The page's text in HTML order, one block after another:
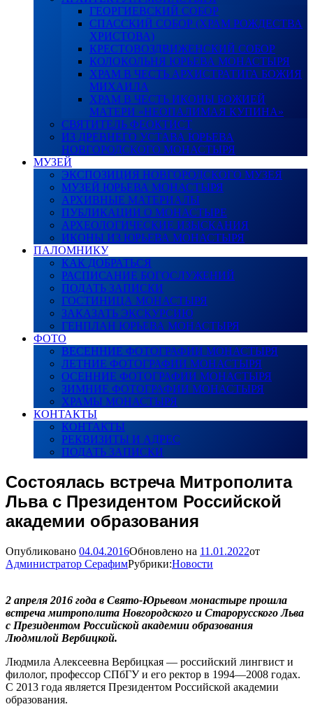
ГЕОРГИЕВСКИЙ СОБОР
СПАССКИЙ СОБОР (ХРАМ РОЖДЕСТВА
ХРИСТОВА)
КРЕСТОВОЗДВИЖЕНСКИЙ СОБОР
КОЛОКОЛЬНЯ ЮРЬЕВА МОНАСТЫРЯ
ХРАМ В ЧЕСТЬ АРХИСТРАТИГА БОЖИЯ
МИХАИЛА
ХРАМ В ЧЕСТЬ ИКОНЫ БОЖИЕЙ
МАТЕРИ «НЕОПАЛИМАЯ КУПИНА»
СВЯТИТЕЛЬ ФЕОКТИСТ
ИЗ ДРЕВНЕГО УСТАВА ЮРЬЕВА
НОВГОРОДСКОГО МОНАСТЫРЯ
МУЗЕЙ
ЭКСПОЗИЦИЯ НОВГОРОДСКОГО МУЗЕЯ
МУЗЕЙ ЮРЬЕВА МОНАСТЫРЯ
АРХИВНЫЕ МАТЕРИАЛЫ
ПУБЛИКАЦИИ О МОНАСТЫРЕ
АРХЕОЛОГИЧЕСКИЕ ИЗЫСКАНИЯ
ИКОНЫ ИЗ ЮРЬЕВА МОНАСТЫРЯ
ПАЛОМНИКУ
КАК ДОБРАТЬСЯ
РАСПИСАНИЕ БОГОСЛУЖЕНИЙ
ПОДАТЬ ЗАПИСКИ
ГОСТИНИЦА МОНАСТЫРЯ
ЗАКАЗАТЬ ЭКСКУРСИЮ
ГЕНПЛАН ЮРЬЕВА МОНАСТЫРЯ
ФОТО
ВЕСЕННИЕ ФОТОГРАФИИ МОНАСТЫРЯ
ЛЕТНИЕ ФОТОГРАФИИ МОНАСТЫРЯ
ОСЕННИЕ ФОТОГРАФИИ МОНАСТЫРЯ
ЗИМНИЕ ФОТОГРАФИИ МОНАСТЫРЯ
ХРАМЫ МОНАСТЫРЯ
КОНТАКТЫ
КОНТАКТЫ
РЕКВИЗИТЫ И АДРЕС
ПОДАТЬ ЗАПИСКИ
Состоялась встреча Митрополита
Льва с Президентом Российской
академии образования
Опубликовано 04.04.2016Обновлено на 11.01.2022от
Администратор СерафимРубрики:Новости
2 апреля 2016 года в Свято-Юрьевом монастыре прошла
встреча митрополита Новгородского и Старорусского Льва
с Президентом Российской академии образования
Людмилой Вербицкой.
Людмила Алексеевна Вербицкая — российский лингвист и
филолог, профессор СПбГУ и его ректор в 1994—2008 годах.
С 2013 года является Президентом Российской академии
образования.